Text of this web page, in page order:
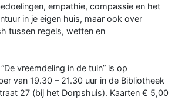
empathie, compassie en het
in je eigen huis, maar ook over
tussen regels, wetten en
vreemdeling in de tuin” is op
van 19.30 – 21.30 uur in de Bibliotheek
27 (bij het Dorpshuis). Kaarten € 5,00